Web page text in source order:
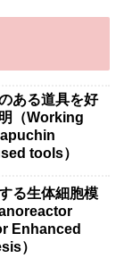
ある道具を好
（Working
tools）
る生体細胞模
Enhanced
）